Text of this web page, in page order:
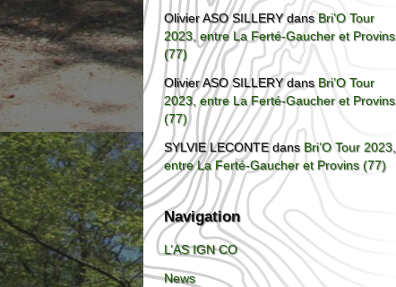
Olivier ASO SILLERYdans Bri’O Tour
2023, entre La Ferté-Gaucher et Provins
(77)
Olivier ASO SILLERYdans Bri’O Tour
2023, entre La Ferté-Gaucher et Provins
(77)
SYLVIE LECONTEdans Bri’O Tour 2023,
entre La Ferté-Gaucher et Provins (77)
Navigation
L’AS IGN CO
News